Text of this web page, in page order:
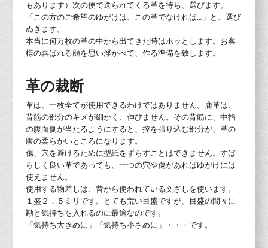
もあります）次の便で送られてくる革を待ち、選びます。
「この方のご希望のゆがけは、この革でなければ…」と、選び
ぬきます。
本当に何万枚の革の中から出てきた時はホッとします。お客
様の喜ばれる顔を思い浮かべて、作る準備を致します。
革の裁断
革は、一枚全てが使用できるわけではありません。鹿革は、
背筋の部分のキメが細かく、伸びません。その背筋に、中指
の腹面側が当たるようにすると、控を張り込む部分が、革の
腹の柔らかいところになります。
傷、穴を避けるために型紙をずらすことはできません。すば
らしく良い革であっても、一つの穴や傷があればゆがけには
使えません。
使用する物差しは、昔から使われている文ざしを使います。
１盛２．５ミリです。とても荒い目盛ですが、目盛の間々に
勘と気持ちを入れるのに最適なのです。
「気持ち大きめに」「気持ち小さめに」・・・です。